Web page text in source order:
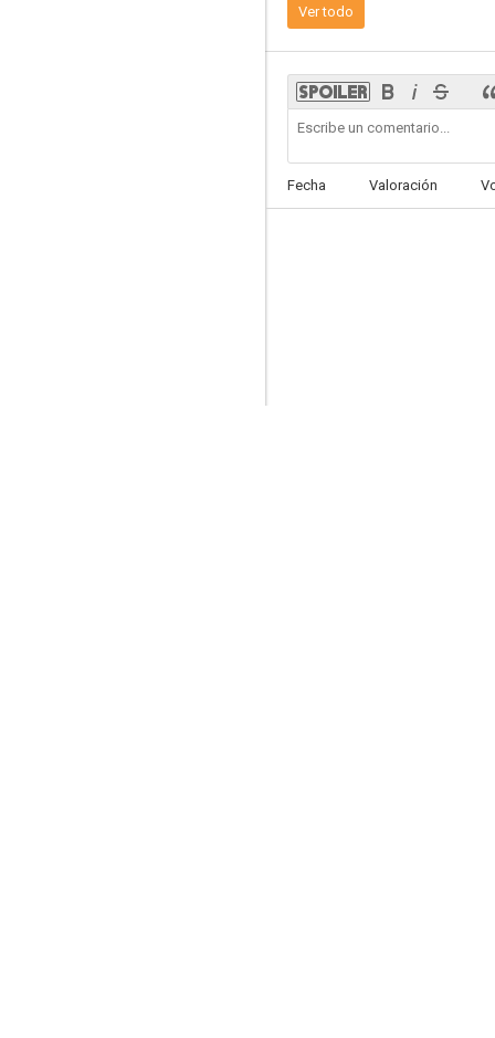
--
Ver todo
Fecha Valoración